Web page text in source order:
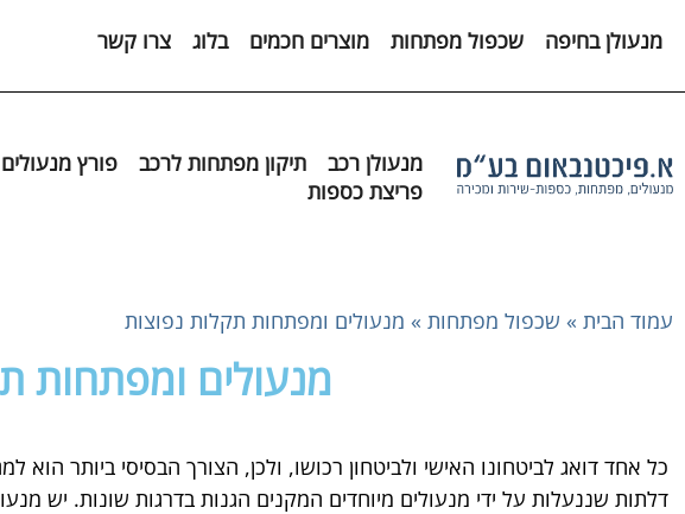
מנעולן בחיפה
שכפול מפתחות מוצרים חכמים בלוג צרו קשר
מנעולן רכב תיקון מפתחות לרכב פורץ מנעולים
פריצת כספות
עמוד הבית » שכפול מפתחות » מנעולים ומפתחות תקלות נפוצות
מנעולים ומפתחות
כל אחד דואג לביטחונו האישי ולביטחון רכושו, ולכן, הצורך הבסיסי ביותר
דלתות שננעלות על ידי מנעולים מיוחדים המקנים הגנות בדרגות שונות. יש